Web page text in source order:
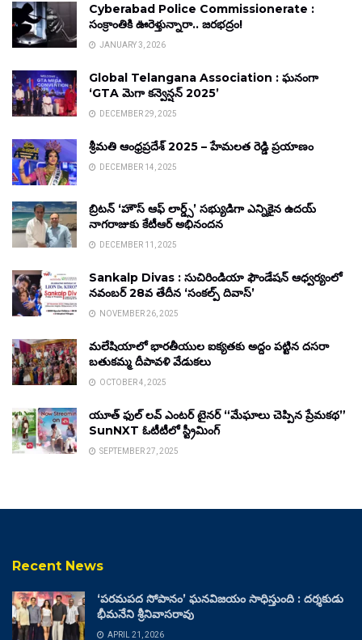
Cyberabad Police Commissionerate :
సంక్రాంతికి ఊరెళ్తున్నారా.. జరభద్రం!
JANUARY 3, 2026
Global Telangana Association : ఘనంగా
‘GTA మెగా కన్వెన్షన్ 2025’
DECEMBER 29, 2025
శ్రీమతి ఆంధ్రప్రదేశ్ 2025 – హేమలత రెడ్డి ప్రయాణం
DECEMBER 14, 2025
బ్రిటన్ ‘హౌస్ ఆఫ్ లార్డ్స్’ సభ్యుడిగా ఎన్నికైన ఉదయ్
నాగరాజుకు కేటీఆర్ అభినందన
DECEMBER 11, 2025
Sankalp Divas : సుచిరిండియా ఫౌండేషన్ ఆధ్వర్యంలో
నవంబర్ 28వ తేదీన ‘సంకల్ప్ దివాస్’
NOVEMBER 26, 2025
మలేషియాలో భారతీయుల ఐక్యతకు అద్దం పట్టిన దసరా
బతుకమ్మ దీపావళి వేడుకలు
OCTOBER 4, 2025
యూత్ ఫుల్ లవ్ ఎంటర్ టైనర్ “మేఘాలు చెప్పిన ప్రేమకథ”
SunNXT ఓటీటీలో స్ట్రీమింగ్
SEPTEMBER 27, 2025
Recent News
‘పరమపద సోపానం’ ఘనవిజయం సాధిస్తుంది : దర్శకుడు
భీమనేని శ్రీనివాసరావు
APRIL 21, 2026